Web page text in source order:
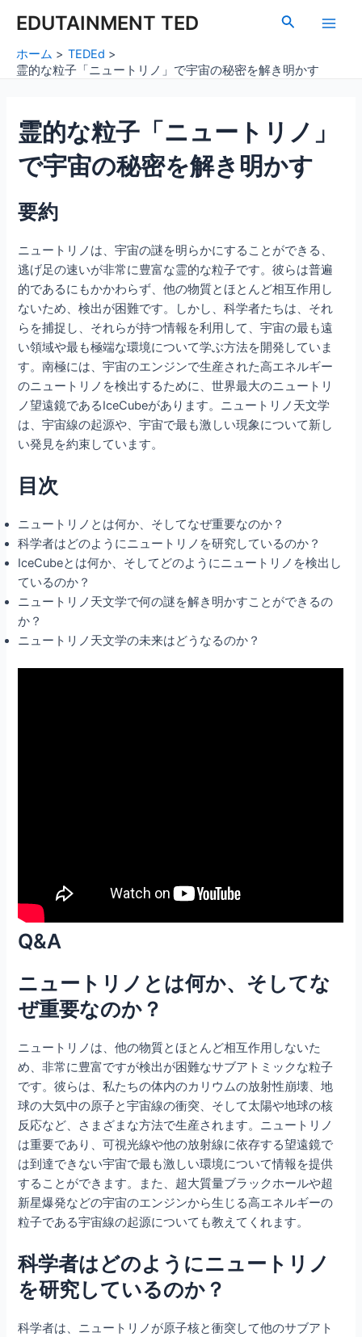
EDUTAINMENT TED
検
Main
ホーム
TEDEd
霊的な粒子「ニュートリノ」で宇宙の秘密を解き明かす
霊的な粒子「ニュートリノ」
で宇宙の秘密を解き明かす
要約
ニュートリノは、宇宙の謎を明らかにすることができる、
逃げ足の速いが非常に豊富な霊的な粒子です。彼らは普遍
的であるにもかかわらず、他の物質とほとんど相互作用し
ないため、検出が困難です。しかし、科学者たちは、それ
らを捕捉し、それらが持つ情報を利用して、宇宙の最も遠
い領域や最も極端な環境について学ぶ方法を開発していま
す。南極には、宇宙のエンジンで生産された高エネルギー
のニュートリノを検出するために、世界最大のニュートリ
ノ望遠鏡であるIceCubeがあります。ニュートリノ天文学
は、宇宙線の起源や、宇宙で最も激しい現象について新し
い発見を約束しています。
目次
ニュートリノとは何か、そしてなぜ重要なのか？
科学者はどのようにニュートリノを研究しているのか？
IceCubeとは何か、そしてどのようにニュートリノを検出し
ているのか？
ニュートリノ天文学で何の謎を解き明かすことができるの
か？
ニュートリノ天文学の未来はどうなるのか？
Q&A
ニュートリノとは何か、そしてな
ぜ重要なのか？
ニュートリノは、他の物質とほとんど相互作用しないた
め、非常に豊富ですが検出が困難なサブアトミックな粒子
です。彼らは、私たちの体内のカリウムの放射性崩壊、地
球の大気中の原子と宇宙線の衝突、そして太陽や地球の核
反応など、さまざまな方法で生産されます。ニュートリノ
は重要であり、可視光線や他の放射線に依存する望遠鏡で
は到達できない宇宙で最も激しい環境について情報を提供
することができます。また、超大質量ブラックホールや超
新星爆発などの宇宙のエンジンから生じる高エネルギーの
粒子である宇宙線の起源についても教えてくれます。
科学者はどのようにニュートリノ
を研究しているのか？
科学者は、ニュートリノが原子核と衝突して他のサブアト
navigation